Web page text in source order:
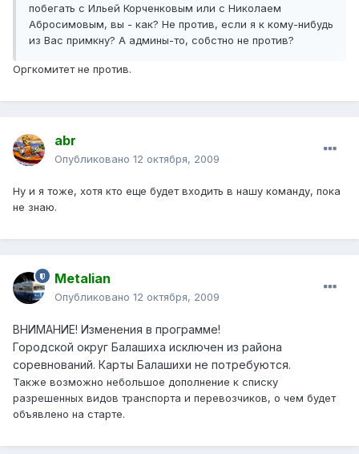
побегать с Ильей Корченковым или с Николаем
Абросимовым, вы - как? Не против, если я к кому-нибудь
из Вас примкну? А админы-то, собстно не против?
Оргкомитет не против.
abr
Опубликовано 12 октября, 2009
Ну и я тоже, хотя кто еще будет входить в нашу команду, пока
не знаю.
Metalian
Опубликовано 12 октября, 2009
ВНИМАНИЕ! Изменения в программе!
Городской округ Балашиха исключен из района
соревнований. Карты Балашихи не потребуются.
Также возможно небольшое дополнение к списку
разрешенных видов транспорта и перевозчиков, о чем будет
объявлено на старте.